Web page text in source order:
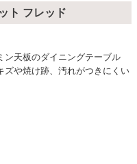
ト フレッド
ン天板のダイニングテーブル
ズや焼け跡、汚れがつきにくい